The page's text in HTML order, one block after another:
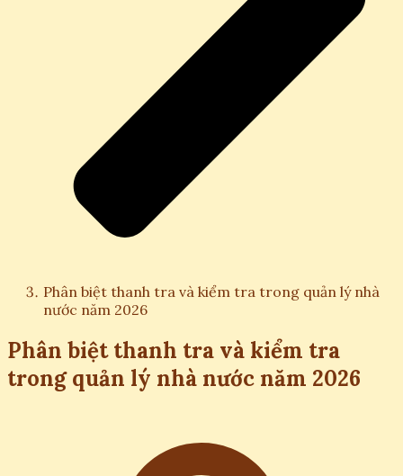
Phân biệt thanh tra và kiểm tra trong quản lý nhà
nước năm 2026
Phân biệt thanh tra và kiểm tra
trong quản lý nhà nước năm 2026